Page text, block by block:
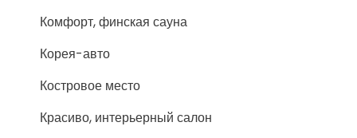
Комфорт, финская сауна
Корея-авто
Костровое место
Красиво, интерьерный салон